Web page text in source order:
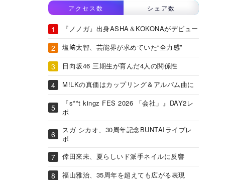
アクセス数 シェア数
『ノノガ』出身ASHA＆KOKONAがデビュー
塩﨑太智、芸能界が求めていた“全力感”
日向坂46 三期生が育んだ4人の関係性
M!LKの真価はカップリング＆アルバム曲に
『s**t kingz FES 2026 「会社」』DAY2レ
ポ
スガ シカオ、30周年記念BUNTAIライブレ
ポ
倖田來未、夏らしいド派手ネイルに反響
福山雅治、35周年を超えても広がる表現